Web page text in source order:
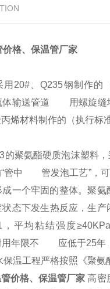
格、保温管厂家
20#、Q235钢制作的
体输送管道 用螺旋缝
丙烯材料制作的（执行
聚氨酯硬质泡沫塑料
管中 管发泡工艺”，可
成一个牢固的整体。
态下发生热反应，生
，平均粘结强度
用年限不 应低于25年
保温工程严格按照《聚
价格、保温管厂家 高密